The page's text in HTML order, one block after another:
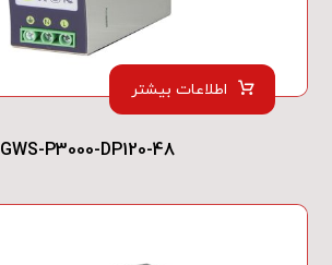
GWS-P3000-DP120-48
اطلاعات بیشتر